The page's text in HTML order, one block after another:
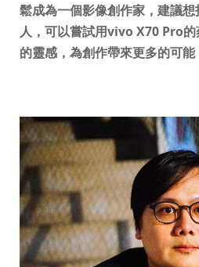
鬆成為一個影像創作家，建議
人，可以嘗試用vivo X70 Pro
的靈感，為創作帶來更多的可能